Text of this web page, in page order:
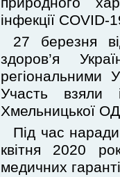
інфекції COVID-
27 березня
здоров’я
регіональними
Участь взяли
Хмельницької
Під час
квітня 2020
медичних